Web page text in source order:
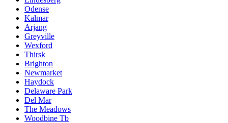
Odense
Kalmar
Arjang
Greyville
Wexford
Thirsk
Brighton
Newmarket
Haydock
Delaware Park
Del Mar
The Meadows
Woodbine Tb